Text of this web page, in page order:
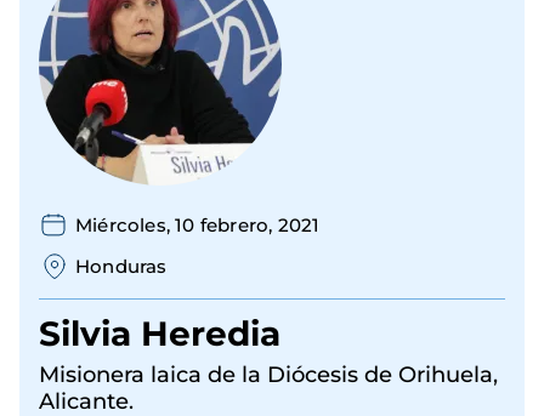
Miércoles, 10 febrero, 2021
Honduras
Silvia Heredia
Misionera laica de la Diócesis de Orihuela,
Alicante.